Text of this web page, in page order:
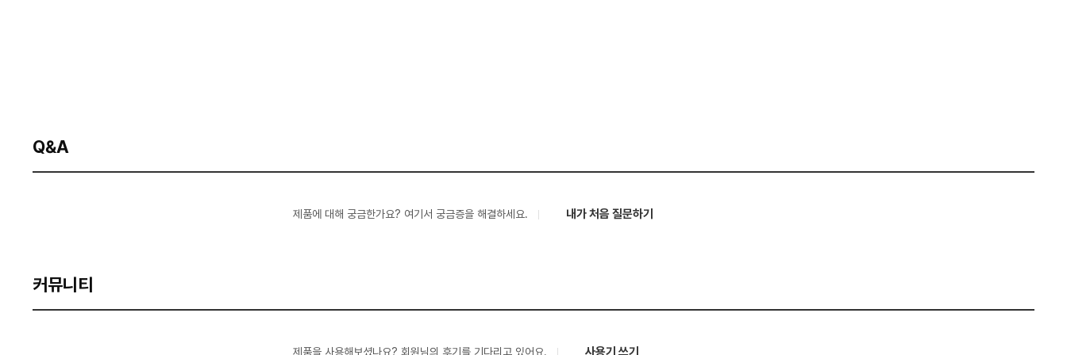
Q&A
제품에 대해 궁금한가요? 여기서 궁금증을 해결하세요. 내가 처음 질문하기
커뮤니티
제품을 사용해보셨나요? 회원님의 후기를 기다리고 있어요. 사용기 쓰기